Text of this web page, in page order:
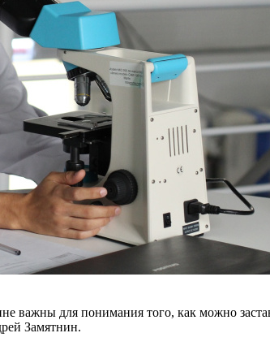
важны для понимания того, как можно
Замятнин.